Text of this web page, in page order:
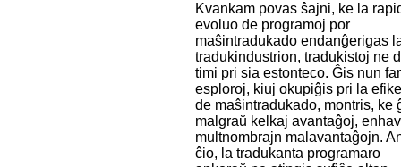
Kvankam povas ŝajni, ke la
evoluo de programoj por
maŝintradukado endanĝerigas
tradukindustrion, tradukistoj ne
timi pri sia estonteco. Ĝis nun
esploroj, kiuj okupiĝis pri la
de maŝintradukado, montris, ke
malgraŭ kelkaj avantaĝoj,
multnombrajn malavantaĝojn.
ĉio, la tradukanta programaro